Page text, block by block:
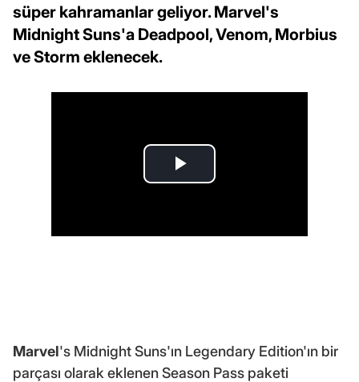
süper kahramanlar geliyor. Marvel's
Midnight Suns'a Deadpool, Venom, Morbius
ve Storm eklenecek.
Marvel's Midnight Suns'ın Legendary Edition'ın bir
parçası olarak eklenen Season Pass paketi